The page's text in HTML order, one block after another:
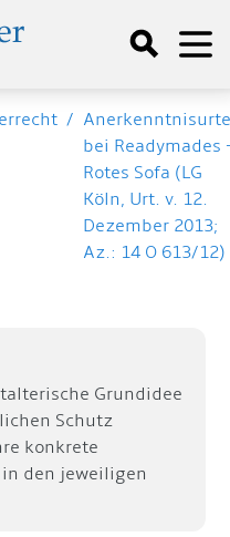
/
bei Readymades
Rotes Sofa (LG
Köln, Urt. v. 12.
Dezember 2013;
Az.: 14 O 613/12)
Grundidee
Schutz
konkrete
den jeweiligen